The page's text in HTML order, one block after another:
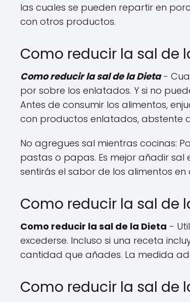
las cuales se pueden repartir en
con otros productos.
Como reducir la sal de
Como reducir la sal de la Dieta-
por sobre los enlatados. Y si no
Antes de consumir los alimentos,
con productos enlatados, abstente
No agregues sal mientras cocinas:
pastas o papas. Es mejor añadir sal
sentirás el sabor de los alimentos
Como reducir la sal de
Como reducir la sal de la Dieta -
excederse. Incluso si una receta
cantidad que añades. La medida
Como reducir la sal de